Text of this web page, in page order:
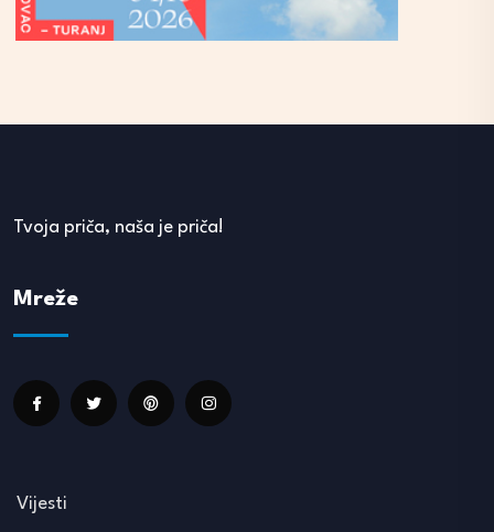
Tvoja priča, naša je priča!
Mreže
Vijesti